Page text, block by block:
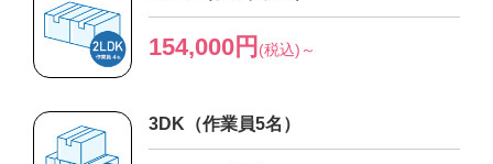
154,000円 (税込)～
3DK（作業員5名）